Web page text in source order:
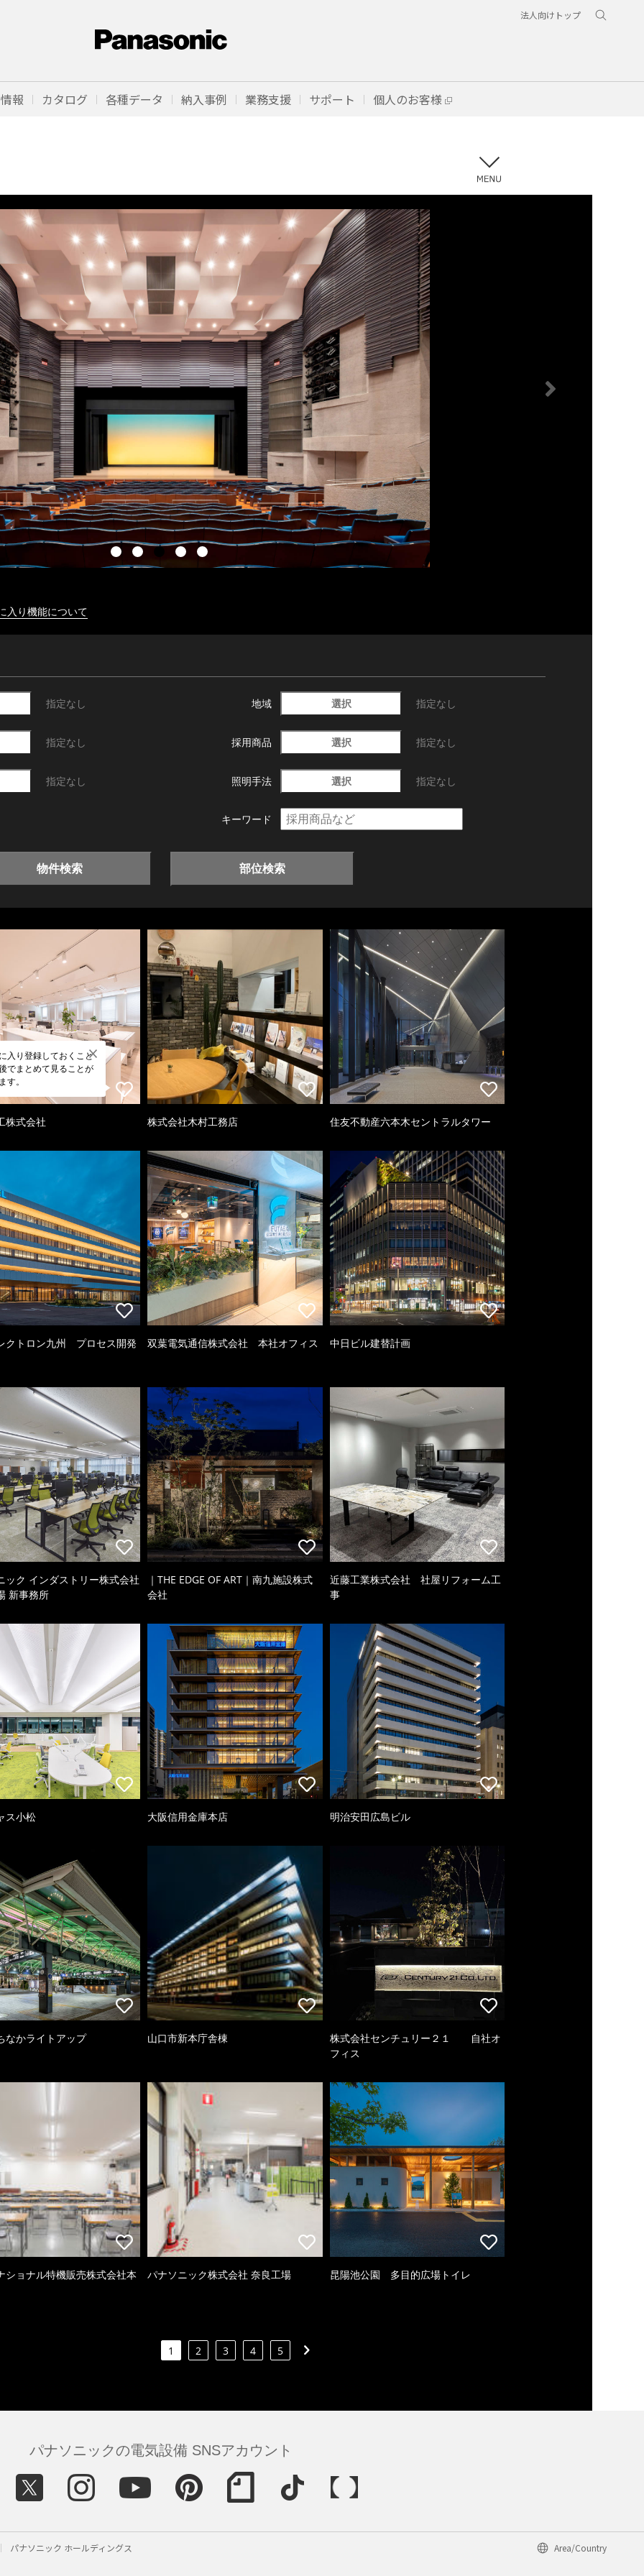
法人向けトップ
報 カタログ 各種データ 納入事例 業務支援 サポート 個人のお客様
入り機能について
指定なし 地域 選択 指定なし
指定なし 採用商品 選択 指定なし
指定なし 照明手法 選択 指定なし
キーワード
物件検索 部位検索
入り登録しておくこと
でまとめて見ることが
す。
株式会社 株式会社木村工務店 住友不動産六本木セントラルタワー
クトロン九州 プロセス開発 双葉電気通信株式会社 本社オフィス 中日ビル建替計画
ック インダストリー株式会社
新事務所
｜THE EDGE OF ART｜南九施設株式
会社
近藤工業株式会社 社屋リフォーム工
事
ス小松 大阪信用金庫本店 明治安田広島ビル
なかライトアップ 山口市新本庁舎棟
株式会社センチュリー２１ 自社オ
フィス
ショナル特機販売株式会社本 パナソニック株式会社 奈良工場 昆陽池公園 多目的広場トイレ
1 2 3 4 5
パナソニックの電気設備 SNSアカウント
パナソニック ホールディングス Area/Country